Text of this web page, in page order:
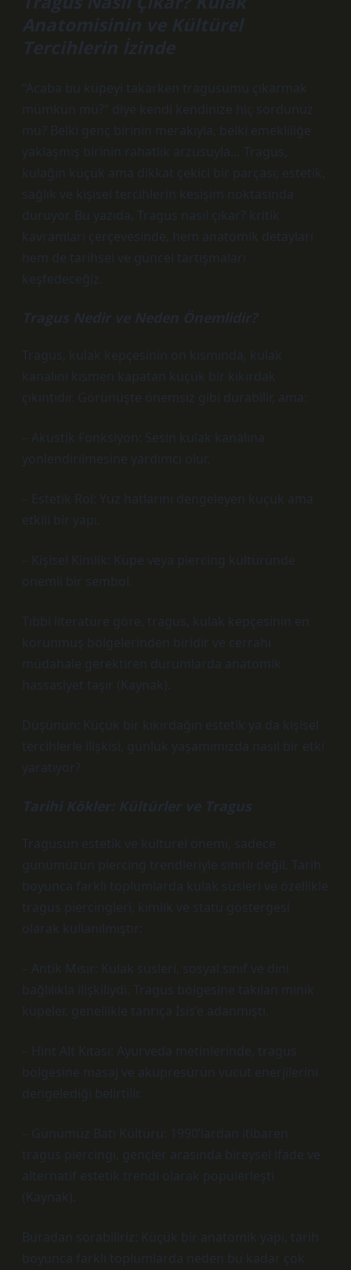
Anatomisinin ve Kültürel
Tercihlerin İzinde
“Acaba bu küpeyi takarken tragusumu çıkarmak
mümkün mü?” diye kendi kendinize hiç sordunuz
mu? Belki genç birinin merakıyla, belki emekliliğe
yaklaşmış birinin rahatlık arzusuyla… Tragus,
kulağın küçük ama dikkat çekici bir parçası; estetik,
sağlık ve kişisel tercihlerin kesişim noktasında
duruyor. Bu yazıda, Tragus nasıl çıkar? kritik
kavramları çerçevesinde, hem anatomik detayları
hem de tarihsel ve güncel tartışmaları
keşfedeceğiz.
Tragus Nedir ve Neden Önemlidir?
Tragus, kulak kepçesinin ön kısmında, kulak
kanalını kısmen kapatan küçük bir kıkırdak
çıkıntıdır. Görünüşte önemsiz gibi durabilir, ama:
– Akustik Fonksiyon: Sesin kulak kanalına
yönlendirilmesine yardımcı olur.
– Estetik Rol: Yüz hatlarını dengeleyen küçük ama
etkili bir yapı.
– Kişisel Kimlik: Küpe veya piercing kültüründe
önemli bir sembol.
Tıbbi literatüre göre, tragus, kulak kepçesinin en
korunmuş bölgelerinden biridir ve cerrahi
müdahale gerektiren durumlarda anatomik
hassasiyet taşır (Kaynak).
Düşünün: Küçük bir kıkırdağın estetik ya da kişisel
tercihlerle ilişkisi, günlük yaşamımızda nasıl bir etki
yaratıyor?
Tarihi Kökler: Kültürler ve Tragus
Tragusun estetik ve kültürel önemi, sadece
günümüzün piercing trendleriyle sınırlı değil. Tarih
boyunca farklı toplumlarda kulak süsleri ve özellikle
tragus piercingleri, kimlik ve statü göstergesi
olarak kullanılmıştır:
– Antik Mısır: Kulak süsleri, sosyal sınıf ve dini
bağlılıkla ilişkiliydi. Tragus bölgesine takılan minik
küpeler, genellikle tanrıça İsis’e adanmıştı.
– Hint Alt Kıtası: Ayurveda metinlerinde, tragus
bölgesine masaj ve akupresürün vücut enerjilerini
dengelediği belirtilir.
– Günümüz Batı Kültürü: 1990’lardan itibaren
tragus piercingi, gençler arasında bireysel ifade ve
alternatif estetik trendi olarak popülerleşti
(Kaynak).
Buradan sorabiliriz: Küçük bir anatomik yapı, tarih
boyunca farklı toplumlarda neden bu kadar çok